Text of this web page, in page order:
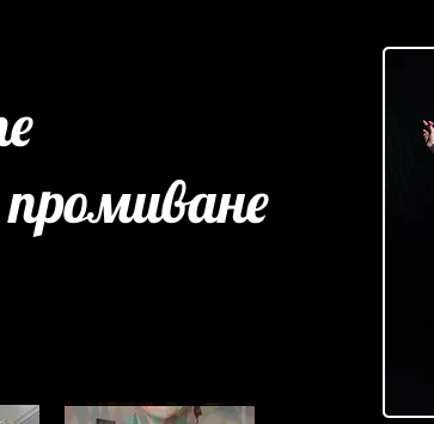
промиване